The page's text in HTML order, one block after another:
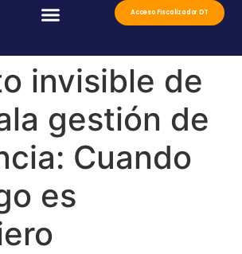
Acceso Fiscalizador DT
invisible de
gestión de
Cuando
es